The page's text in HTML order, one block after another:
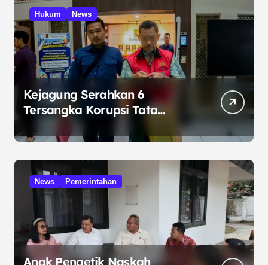
Hukum News
Kejagung Serahkan 6
Tersangka Korupsi Tata
Kelola Minyak ke Penuntut
Umum
News Pemerintahan
Anak Pengetik Naskah